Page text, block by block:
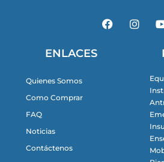
F
a
I
n
u
ENLACES
Quienes Somos
Como Comprar
FAQ
Noticias
Contáctenos